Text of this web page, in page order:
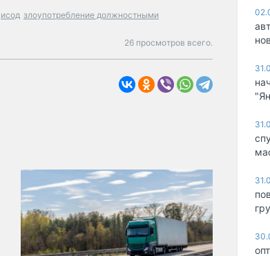
исод злоупотребление должностными
26 просмотров всего.